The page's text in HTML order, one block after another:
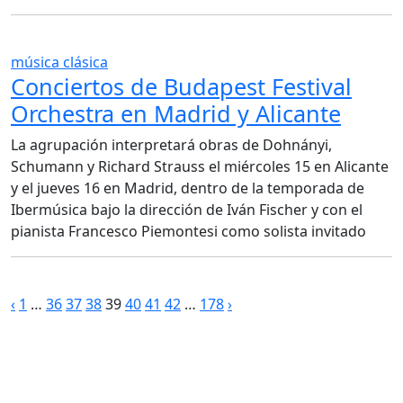
música clásica
Conciertos de Budapest Festival
Orchestra en Madrid y Alicante
La agrupación interpretará obras de Dohnányi,
Schumann y Richard Strauss el miércoles 15 en Alicante
y el jueves 16 en Madrid, dentro de la temporada de
Ibermúsica bajo la dirección de Iván Fischer y con el
pianista Francesco Piemontesi como solista invitado
Paginación
‹ 1 … 363738394041 42 … 178›